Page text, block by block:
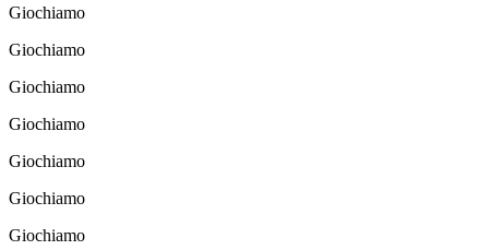
Giochiamo
Giochiamo
Giochiamo
Giochiamo
Giochiamo
Giochiamo
Giochiamo